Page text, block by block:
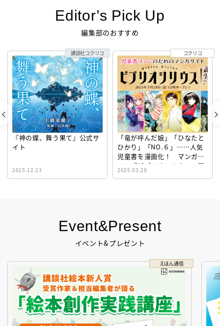
Event&Present
イベント&プレゼント
えほん通信
Editor’s Pick Up
編集部のおすすめ
『神の蝶、舞う果て』公式サ
イト
2025.12.23
講談社コクリコ
「竜が呼んだ娘」「ひなたと
ひかり」「NO.６」……人気
児童書を漫画化！ マンガサ
イト『ビブリオシリウス』誕
生！
2025.03.28
コクリコ